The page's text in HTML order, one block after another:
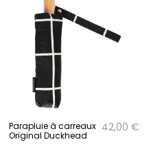
Parapluie à carreaux
Original Duckhead
42,00 €